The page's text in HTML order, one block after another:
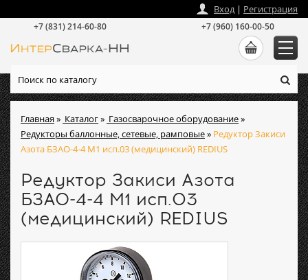
Главная» Каталог» Газосварочное оборудование»
Редукторы баллонные, сетевые, рамповые» Редуктор Закиси
Азота БЗАО-4-4 М1 исп.03 (медицинский) REDIUS
Редуктор Закиси Азота
БЗАО-4-4 М1 исп.03
(медицинский) REDIUS
Вход| Регистрация
+7 (831) 214-60-80 +7 (960) 160-00-50